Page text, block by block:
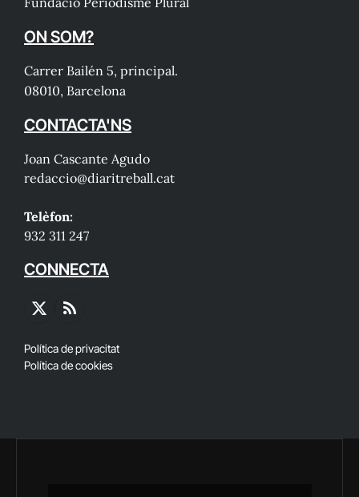
ON SOM?
Carrer Bailén 5, principal.
08010, Barcelona
CONTACTA'NS
Joan Cascante Agudo
redaccio@diaritreball.cat
Telèfon:
932 311 247
CONNECTA
X
RSS
Política de privacitat
Política de cookies